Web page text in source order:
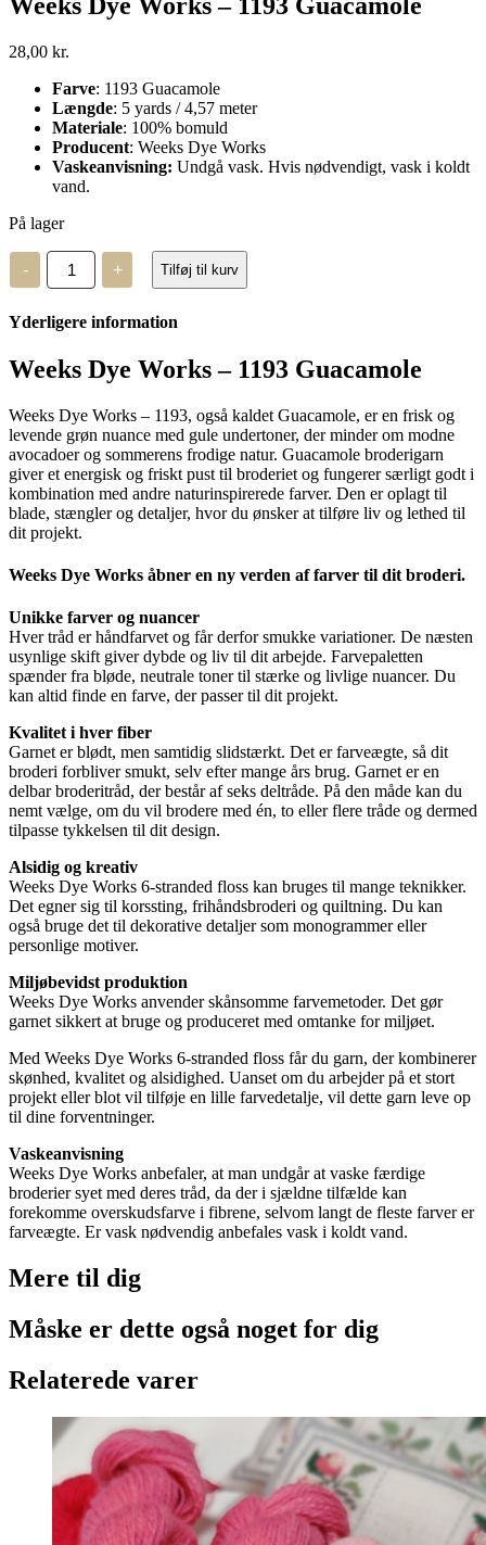
Weeks Dye Works – 1193 Guacamole
28,00 kr.
Farve: 1193 Guacamole
Længde: 5 yards / 4,57 meter
Materiale: 100% bomuld
Producent: Weeks Dye Works
Vaskeanvisning: Undgå vask. Hvis nødvendigt, vask i koldt
vand.
På lager
-
Weeks
Dye
Works
1193
antal
+ Tilføj til kurv
Yderligere information
Weeks Dye Works – 1193 Guacamole
Weeks Dye Works – 1193, også kaldet Guacamole, er en frisk og
levende grøn nuance med gule undertoner, der minder om modne
avocadoer og sommerens frodige natur. Guacamole broderigarn
giver et energisk og friskt pust til broderiet og fungerer særligt godt i
kombination med andre naturinspirerede farver. Den er oplagt til
blade, stængler og detaljer, hvor du ønsker at tilføre liv og lethed til
dit projekt.
Weeks Dye Works åbner en ny verden af farver til dit broderi.
Unikke farver og nuancer
Hver tråd er håndfarvet og får derfor smukke variationer. De næsten
usynlige skift giver dybde og liv til dit arbejde. Farvepaletten
spænder fra bløde, neutrale toner til stærke og livlige nuancer. Du
kan altid finde en farve, der passer til dit projekt.
Kvalitet i hver fiber
Garnet er blødt, men samtidig slidstærkt. Det er farveægte, så dit
broderi forbliver smukt, selv efter mange års brug. Garnet er en
delbar broderitråd, der består af seks deltråde. På den måde kan du
nemt vælge, om du vil brodere med én, to eller flere tråde og dermed
tilpasse tykkelsen til dit design.
Alsidig og kreativ
Weeks Dye Works 6-stranded floss kan bruges til mange teknikker.
Det egner sig til korssting, frihåndsbroderi og quiltning. Du kan
også bruge det til dekorative detaljer som monogrammer eller
personlige motiver.
Miljøbevidst produktion
Weeks Dye Works anvender skånsomme farvemetoder. Det gør
garnet sikkert at bruge og produceret med omtanke for miljøet.
Med Weeks Dye Works 6-stranded floss får du garn, der kombinerer
skønhed, kvalitet og alsidighed. Uanset om du arbejder på et stort
projekt eller blot vil tilføje en lille farvedetalje, vil dette garn leve op
til dine forventninger.
Vaskeanvisning
Weeks Dye Works anbefaler, at man undgår at vaske færdige
broderier syet med deres tråd, da der i sjældne tilfælde kan
forekomme overskudsfarve i fibrene, selvom langt de fleste farver er
farveægte. Er vask nødvendig anbefales vask i koldt vand.
Mere til dig
Måske er dette også noget for dig
Relaterede varer